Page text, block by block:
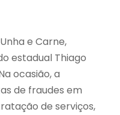
e Carne,
estadual Thiago
ocasião, a
de fraudes em
de serviços,